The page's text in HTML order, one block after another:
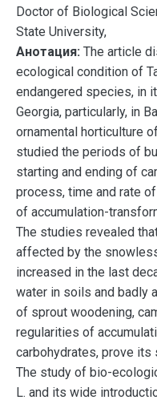
Doctor of Biological
State University,
Анотация: The article
ecological condition of
endangered species, in
Georgia, particularly, in
ornamental horticulture
studied the periods of
starting and ending of
process, time and rate
of accumulation-
The studies revealed
affected by the
increased in the last
water in soils and badly
of sprout woodening,
regularities of
carbohydrates, prove
The study of bio-
L. and its wide